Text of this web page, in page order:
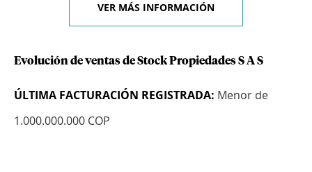
VER MÁS INFORMACIÓN
Evolución de ventas de Stock Propiedades S A S
ÚLTIMA FACTURACIÓN REGISTRADA: Menor de
1.000.000.000 COP